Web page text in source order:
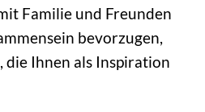
Familie und Freunden
bevorzugen,
die Ihnen als Inspiration